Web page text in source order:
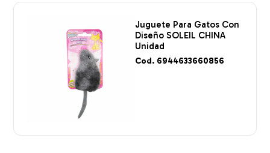
Juguete Para Gatos Con
Diseño SOLEIL CHINA
Unidad
Cod. 6944633660856